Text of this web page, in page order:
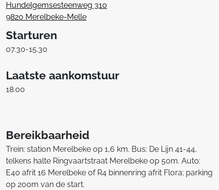
Hundelgemsesteenweg 310
9820 Merelbeke-Melle
Starturen
07.30-15.30
Laatste aankomstuur
18.00
Bereikbaarheid
Trein: station Merelbeke op 1,6 km. Bus: De Lijn 41-44,
telkens halte Ringvaartstraat Merelbeke op 50m. Auto:
E40 afrit 16 Merelbeke of R4 binnenring afrit Flora; parking
op 200m van de start.